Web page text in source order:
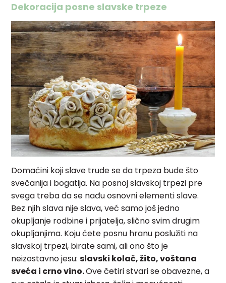
Dekoracija posne slavske trpeze
Domaćini koji slave trude se da trpeza bude što
svečanija i bogatija. Na posnoj slavskoj trpezi pre
svega treba da se nađu osnovni elementi slave.
Bez njih slava nije slava, već samo još jedno
okupljanje rodbine i prijatelja, slično svim drugim
okupljanjima. Koju ćete posnu hranu poslužiti na
slavskoj trpezi, birate sami, ali ono što je
neizostavno jesu:slavski kolač, žito, voštana
sveća i crno vino.Ove četiri stvari se obavezne, a